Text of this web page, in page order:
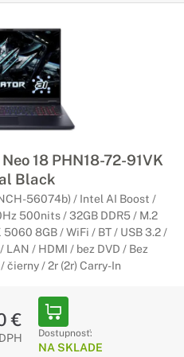
18 PHN18-72-91VK
Black
56074b) / Intel AI Boost /
500nits / 32GB DDR5 / M.2
5060 8GB / WiFi / BT / USB 3.2 /
LAN / HDMI / bez DVD / Bez
čierny / 2r (2r) Carry-In
€
Dostupnosť:
NA SKLADE